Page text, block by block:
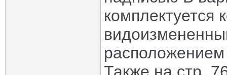
комплектуется
расположением